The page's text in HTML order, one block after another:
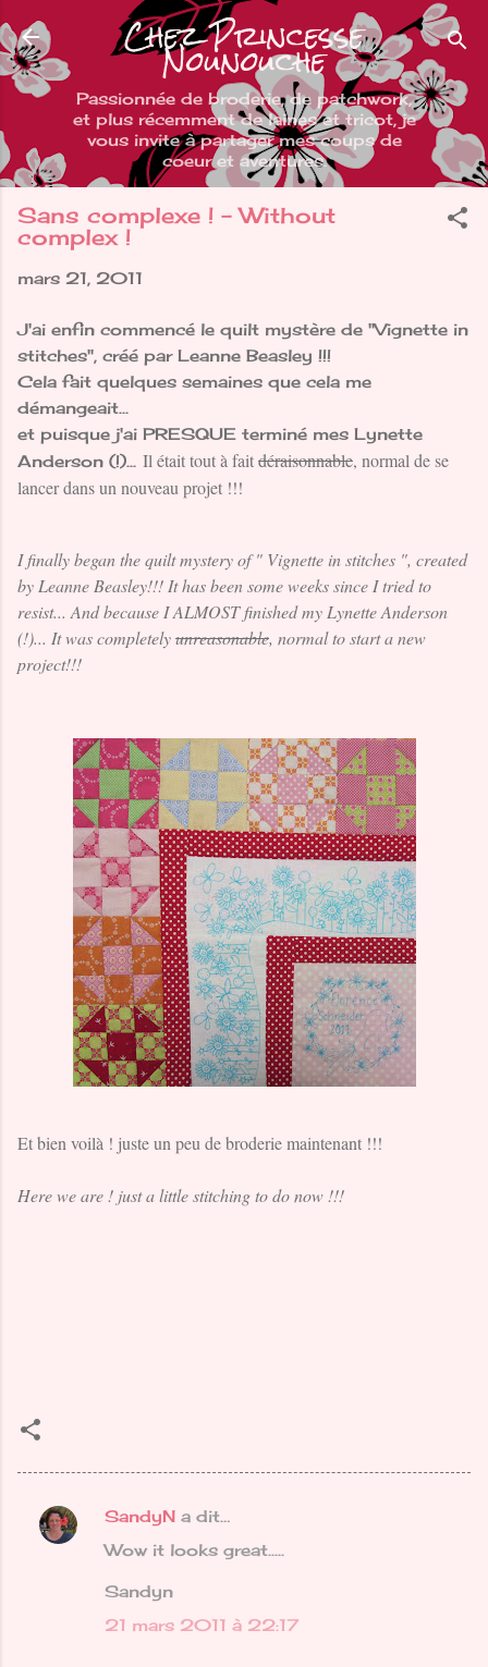
Accéder au contenu principal
Chez Princesse
Nounouche
Passionnée de broderie, de patchwork,
et plus récemment de laines et tricot, je
vous invite à partager mes coups de
coeur et aventures.
Sans complexe ! - Without
complex !
mars 21, 2011
J'ai enfin commencé le quilt mystère de "Vignette in
stitches", créé par Leanne Beasley !!!
Cela fait quelques semaines que cela me
démangeait...
et puisque j'ai PRESQUE terminé mes Lynette
Anderson (!)... Il était tout à faitdéraisonnable, normal de se
lancer dans un nouveau projet !!!
I finally began the quilt mystery of " Vignette in stitches ", created
by Leanne Beasley!!! It has been some weeks since I tried to
resist... And because I ALMOST finished my Lynette Anderson
(!)... It was completelyunreasonable, normal to start a new
project!!!
Et bien voilà ! juste un peu de broderie maintenant !!!
Here we are ! just a little stitching to do now !!!
C
SandyN a dit…
Wow it looks great.....
Sandyn
21 mars 2011 à 22:17